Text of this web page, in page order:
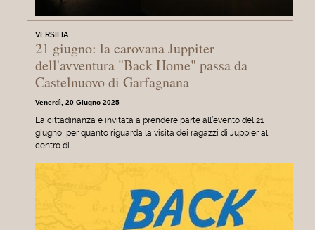
VERSILIA
21 giugno: la carovana Juppiter
dell'avventura "Back Home" passa da
Castelnuovo di Garfagnana
Venerdì, 20 Giugno 2025
La cittadinanza è invitata a prendere parte all’evento del 21
giugno, per quanto riguarda la visita dei ragazzi di Juppier al
centro di…